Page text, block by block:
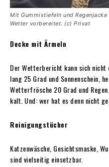
Mit Gummistiefeln und
Wetter vorbereitet. (c) Privat
Decke mit Ärmeln
Der Wetterbericht kann sich
lang 25 Grad und Sonnenschein,
Wetterfrösche 20 Grad und
kalt. Und: wer hat es denn nicht
Reinigungstücher
Katzenwäsche, Gesichtsmaske,
sind vielseitig einsetzbar.